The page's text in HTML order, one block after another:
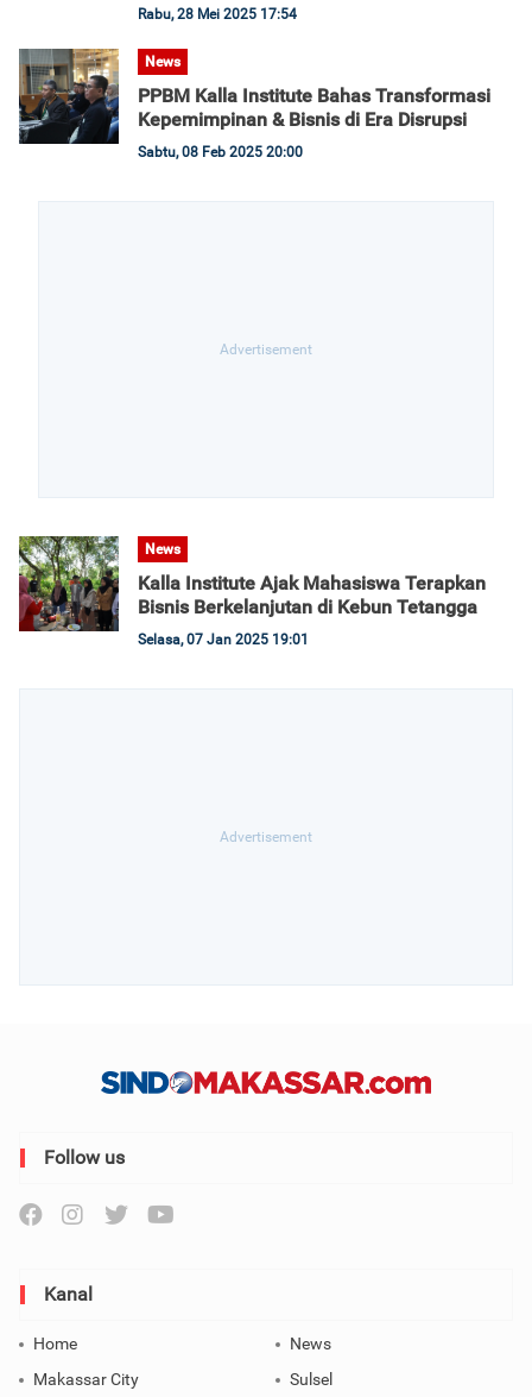
Rabu, 28 Mei 2025 17:54
News
PPBM Kalla Institute Bahas Transformasi
Kepemimpinan & Bisnis di Era Disrupsi
Sabtu, 08 Feb 2025 20:00
News
Kalla Institute Ajak Mahasiswa Terapkan
Bisnis Berkelanjutan di Kebun Tetangga
Selasa, 07 Jan 2025 19:01
Follow us
Kanal
Home
News
Makassar City
Sulsel